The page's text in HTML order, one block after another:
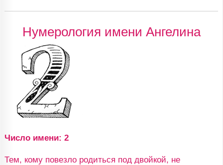
Нумерология имени Ангелина
Число имени: 2
Тем, кому повезло родиться под двойкой, не